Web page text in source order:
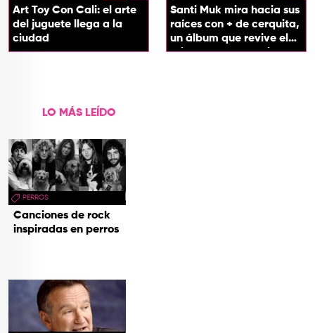
Art Toy Con Cali: el arte
del juguete llega a la
ciudad
Santi Muk mira hacia sus
raíces con + de cerquita,
un álbum que revive el
origen de sus canciones
LO MÁS LEÍDO
PERROS
Canciones de rock
inspiradas en perros